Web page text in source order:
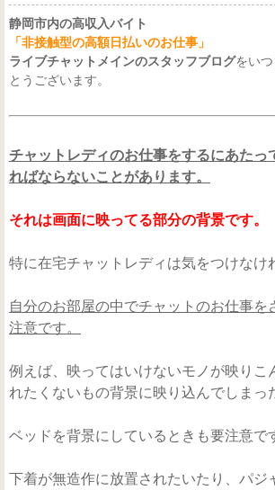
静岡市内の高収入バイト
「非接触型の高額日払いのお仕事」
ライブチャットメインのスタッフブログをい
とうございます。
チャットレディのお仕事をするにあたっ
ればならないことがあります。
それは画面に映ってる部分の背景です。
特に在宅チャットレディは気をつけなけ
自分のお部屋の中でチャットのお仕事を
注意です。
例えば、映ってはいけないモノが映りこ
れたくないもの背景に映り込んでしまっ
ベッドを背景にしているときも要注意で
下着が無造作に放置されたいたり、パジ